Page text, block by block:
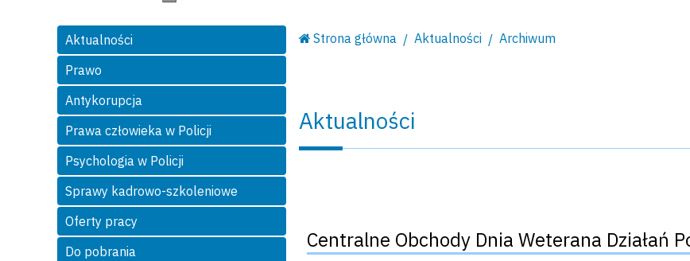
Aktualności
Prawo
Antykorupcja
Prawa człowieka w Policji
Psychologia w Policji
Sprawy kadrowo-szkoleniowe
Oferty pracy
Do pobrania
Strona główna Aktualności Archiwum
Aktualności
Centralne Obchody Dnia Weterana Działań